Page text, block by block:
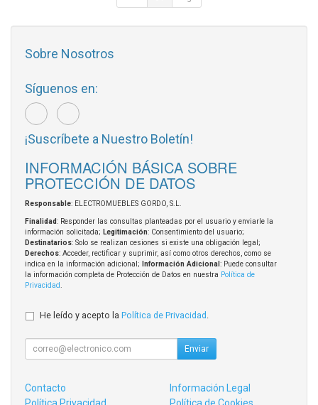
Sobre Nosotros
Síguenos en:
¡Suscríbete a Nuestro Boletín!
INFORMACIÓN BÁSICA SOBRE
PROTECCIÓN DE DATOS
Responsable: ELECTROMUEBLES GORDO, S.L.
Finalidad: Responder las consultas planteadas por el usuario y enviarle la
información solicitada; Legitimación: Consentimiento del usuario;
Destinatarios: Solo se realizan cesiones si existe una obligación legal;
Derechos: Acceder, rectificar y suprimir, así como otros derechos, como se
indica en la información adicional;
Información Adicional : Puede consultar
la información completa de Protección de Datos en nuestra Política de
Privacidad
He leído y acepto la Política de Privacidad
Enviar
Contacto
Información Legal
Política Privacidad
Política de Cookies